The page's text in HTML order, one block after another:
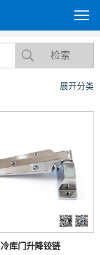
展开分类
冷库门升降铰链